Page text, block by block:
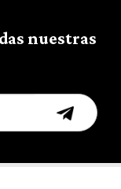
nuestras